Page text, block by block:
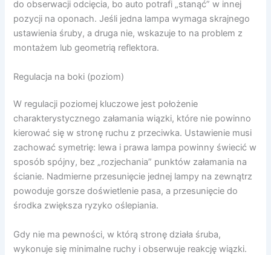
do obserwacji odcięcia, bo auto potrafi „stanąć” w innej
pozycji na oponach. Jeśli jedna lampa wymaga skrajnego
ustawienia śruby, a druga nie, wskazuje to na problem z
montażem lub geometrią reflektora.
Regulacja na boki (poziom)
W regulacji poziomej kluczowe jest położenie
charakterystycznego załamania wiązki, które nie powinno
kierować się w stronę ruchu z przeciwka. Ustawienie musi
zachować symetrię: lewa i prawa lampa powinny świecić w
sposób spójny, bez „rozjechania” punktów załamania na
ścianie. Nadmierne przesunięcie jednej lampy na zewnątrz
powoduje gorsze doświetlenie pasa, a przesunięcie do
środka zwiększa ryzyko oślepiania.
Gdy nie ma pewności, w którą stronę działa śruba,
wykonuje się minimalne ruchy i obserwuje reakcję wiązki.